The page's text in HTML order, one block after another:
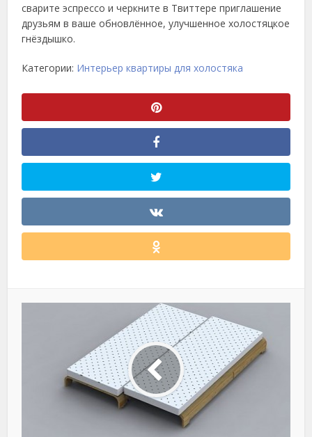
сварите эспрессо и черкните в Твиттере приглашение
друзьям в ваше обновлённое, улучшенное холостяцкое
гнёздышко.
Категории: Интерьер квартиры для холостяка